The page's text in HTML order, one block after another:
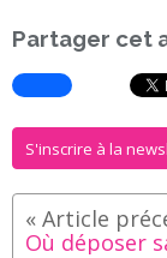
Partager cet
S'inscrire à la
Où déposer